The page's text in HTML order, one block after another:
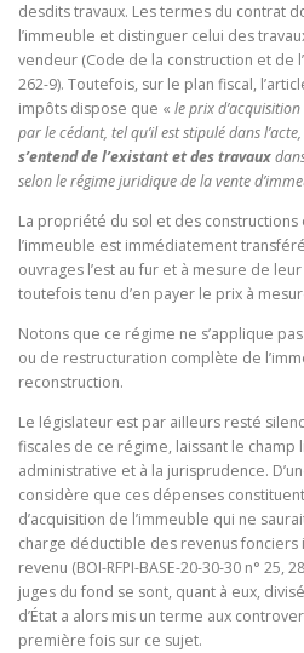
desdits travaux. Les termes du contrat
l’immeuble et distinguer celui des
vendeur (Code de la construction et de
262-9). Toutefois, sur le plan fiscal,
impôts dispose que « le prix
par le cédant, tel qu’il est stipulé dans
s’entend de l’existant et des travaux
selon le régime juridique de la vente
La propriété du sol et des constructions
l’immeuble est immédiatement
ouvrages l’est au fur et à mesure de
toutefois tenu d’en payer le prix à
Notons que ce régime ne s’applique
ou de restructuration complète de
reconstruction.
Le législateur est par ailleurs resté
fiscales de ce régime, laissant le champ
administrative et à la jurisprudence.
considère que ces dépenses
d’acquisition de l’immeuble qui ne
charge déductible des revenus fonciers
revenu (BOI-RFPI-BASE-20-30-30 n° 25,
juges du fond se sont, quant à eux,
d’État a alors mis un terme aux
première fois sur ce sujet.